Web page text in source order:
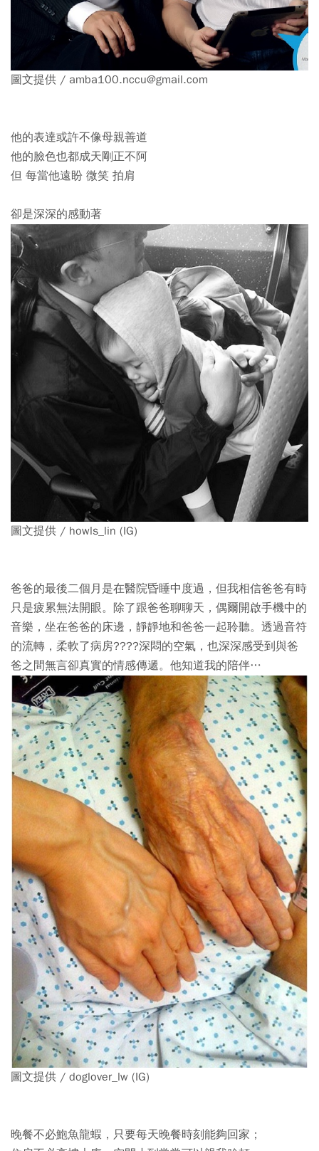
圖文提供 / amba100.nccu@gmail.com
他的表達或許不像母親善道
他的臉色也都成天剛正不阿
但 每當他遠盼 微笑 拍肩
卻是深深的感動著
圖文提供 / howls_lin (IG)
爸爸的最後二個月是在醫院昏睡中度過 ，但我相信爸爸有時
只是疲累無法開眼。除了跟爸爸聊聊天，偶爾開啟手機中的
音樂，坐在爸爸的床邊，靜靜地和爸爸一起聆聽。透過音符
的流轉，柔軟了病房????深悶的空氣，也深深感受到與爸
爸之間無言卻真實的情感傳遞。他知道我的陪伴…
圖文提供 / doglover_lw (IG)
晚餐不必鮑魚龍蝦，只要每天晚餐時刻能夠回家 ；